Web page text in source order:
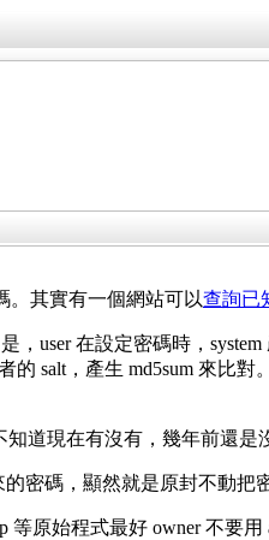
。其實有一個網站可以查詢已
user 在設定密碼時，system
的 salt，產生 md5sum 來比
道現在有沒有，幾年前還是
碼，顯然就是原封不動把密
原始程式最好 owner 不要用